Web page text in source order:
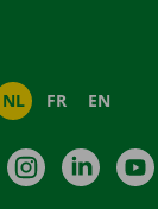
NL FR EN
FacebookInstagramLinkedIn